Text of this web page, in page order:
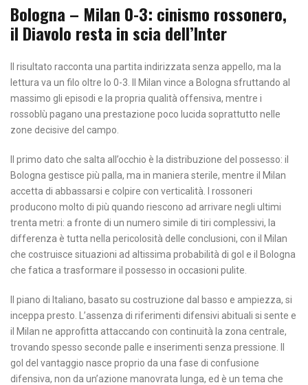
Bologna – Milan 0-3: cinismo rossonero,
il Diavolo resta in scia dell’Inter
Il risultato racconta una partita indirizzata senza appello, ma la
lettura va un filo oltre lo 0-3. Il Milan vince a Bologna sfruttando al
massimo gli episodi e la propria qualità offensiva, mentre i
rossoblù pagano una prestazione poco lucida soprattutto nelle
zone decisive del campo.
Il primo dato che salta all’occhio è la distribuzione del possesso: il
Bologna gestisce più palla, ma in maniera sterile, mentre il Milan
accetta di abbassarsi e colpire con verticalità. I rossoneri
producono molto di più quando riescono ad arrivare negli ultimi
trenta metri: a fronte di un numero simile di tiri complessivi, la
differenza è tutta nella pericolosità delle conclusioni, con il Milan
che costruisce situazioni ad altissima probabilità di gol e il Bologna
che fatica a trasformare il possesso in occasioni pulite.
Il piano di Italiano, basato su costruzione dal basso e ampiezza, si
inceppa presto. L’assenza di riferimenti difensivi abituali si sente e
il Milan ne approfitta attaccando con continuità la zona centrale,
trovando spesso seconde palle e inserimenti senza pressione. Il
gol del vantaggio nasce proprio da una fase di confusione
difensiva, non da un’azione manovrata lunga, ed è un tema che